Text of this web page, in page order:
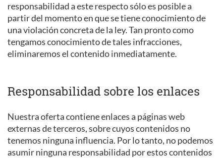
responsabilidad a este respecto sólo es posible a
partir del momento en que se tiene conocimiento de
una violación concreta de la ley. Tan pronto como
tengamos conocimiento de tales infracciones,
eliminaremos el contenido inmediatamente.
Responsabilidad sobre los enlaces
Nuestra oferta contiene enlaces a páginas web
externas de terceros, sobre cuyos contenidos no
tenemos ninguna influencia. Por lo tanto, no podemos
asumir ninguna responsabilidad por estos contenidos